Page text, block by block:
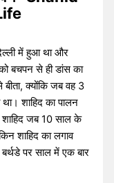
में हुआ था और
बचपन से ही डांस का
क्योंकि जब वह 3
शाहिद का पालन
शाहिद जब 10 साल के
शाहिद का लगाव
पर साल में एक बार